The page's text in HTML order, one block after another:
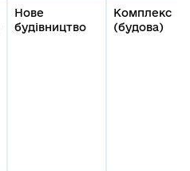
Нове
будівництво
Комплекс
(будова)